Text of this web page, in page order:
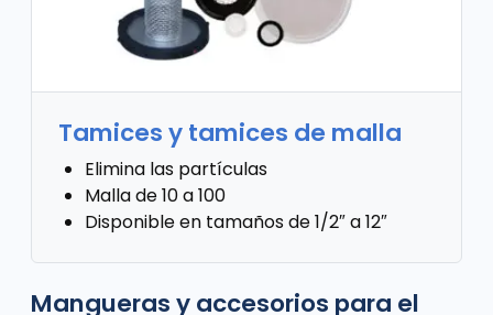
Tamices y tamices de malla
Elimina las partículas
Malla de 10 a 100
Disponible en tamaños de 1/2″ a 12″
Mangueras y accesorios para el